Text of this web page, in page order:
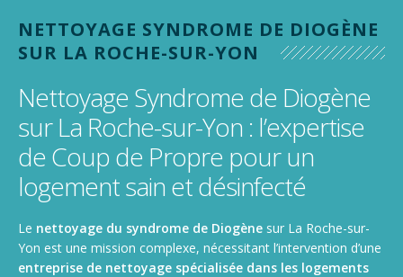
Nettoyage de camions, poids lourds et utilitaires
NETTOYAGE SYNDROME DE DIOGÈNE
SUR LA ROCHE-SUR-YON
Nettoyage Syndrome de Diogène
sur La Roche-sur-Yon : l’expertise
de Coup de Propre pour un
logement sain et désinfecté
Le nettoyage du syndrome de Diogène sur La Roche-sur-
Yon est une mission complexe, nécessitant l’intervention d’une
entreprise de nettoyage spécialisée dans les logements